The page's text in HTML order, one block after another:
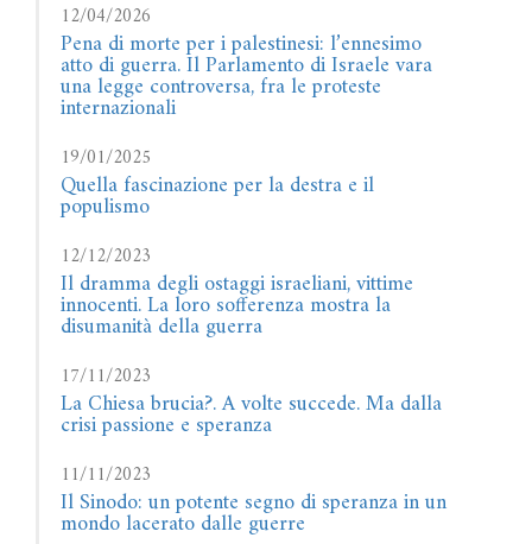
12/04/2026
Pena di morte per i palestinesi: l’ennesimo
atto di guerra. Il Parlamento di Israele vara
una legge controversa, fra le proteste
internazionali
19/01/2025
Quella fascinazione per la destra e il
populismo
12/12/2023
Il dramma degli ostaggi israeliani, vittime
innocenti. La loro sofferenza mostra la
disumanità della guerra
17/11/2023
La Chiesa brucia?. A volte succede. Ma dalla
crisi passione e speranza
11/11/2023
Il Sinodo: un potente segno di speranza in un
mondo lacerato dalle guerre